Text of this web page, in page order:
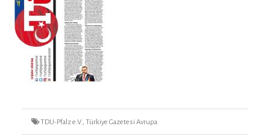
TagsTDU-Pfalz e.V.,Türkiye Gazetesi Avrupa